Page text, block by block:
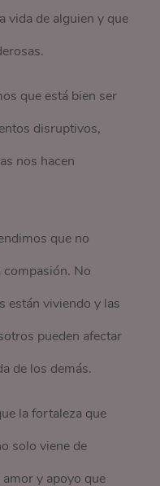
vida de alguien y que
que está bien ser
disruptivos,
nos hacen
que no
No
están viviendo y las
pueden afectar
de los demás.
la fortaleza que
solo viene de
y apoyo que